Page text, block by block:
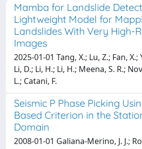
Mamba for Landslide
Lightweight Model for
Landslides With Very High-
Images
2025-01-01 Tang, X.; Lu, Z.; Fan, X.;
Li, D.; Li, H.; Li, H.; Meena, S. R.;
L.; Catani, F.
Seismic P Phase Picking
Based Criterion in the
Domain
2008-01-01 Galiana-Merino, J. J.;